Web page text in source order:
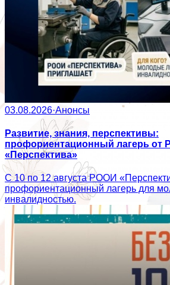
03.08.2026·Анонсы
Развитие, знания, перспективы:
профориентационный лагерь от
«Перспектива»
С 10 по 12 августа РООИ
профориентационный лагерь для
инвалидностью.